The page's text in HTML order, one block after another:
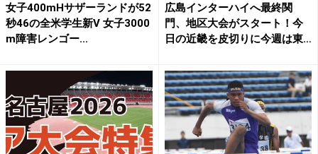
女子400mHサザーランドが52
秒46の全米学生新V 女子3000
m障害レンゴー...
広島インターハイへ最終関
門、地区大会がスタート！今
日の近畿を皮切りに今週は東